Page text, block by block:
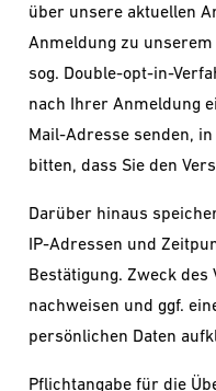
über unsere aktuellen
Anmeldung zu
sog. Double-opt-in-
nach Ihrer Anmeldung
Mail-Adresse senden,
bitten, dass Sie den
Darüber hinaus
IP-Adressen und
Bestätigung. Zweck
nachweisen und ggf.
persönlichen Daten
Pflichtangabe für die